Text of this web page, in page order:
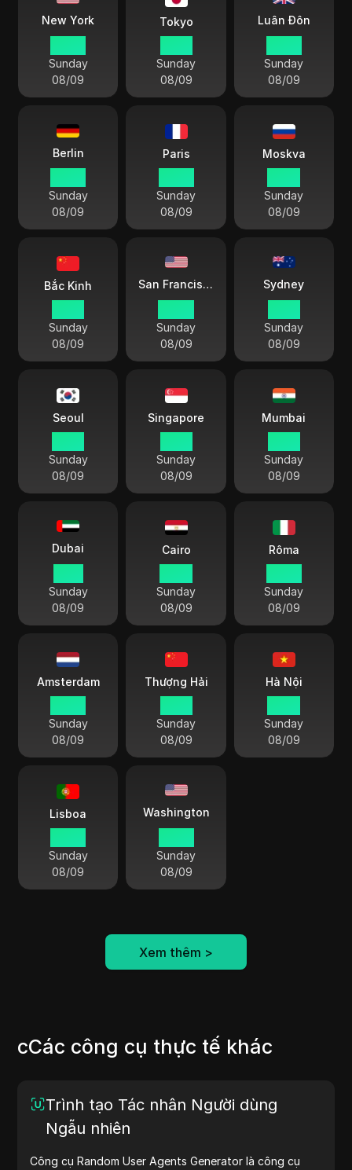
New York
Sunday
08/09
Tokyo
Sunday
08/09
Luân Đôn
Sunday
08/09
Berlin
Sunday
08/09
Paris
Sunday
08/09
Moskva
Sunday
08/09
Bắc Kinh
Sunday
08/09
San Francisco
Sunday
08/09
Sydney
Sunday
08/09
Seoul
Sunday
08/09
Singapore
Sunday
08/09
Mumbai
Sunday
08/09
Dubai
Sunday
08/09
Cairo
Sunday
08/09
Rôma
Sunday
08/09
Amsterdam
Sunday
08/09
Thượng Hải
Sunday
08/09
Hà Nội
Sunday
08/09
Lisboa
Sunday
08/09
Washington
Sunday
08/09
Xem thêm >
cCác công cụ thực tế khác
Trình tạo Tác nhân Người dùng
Ngẫu nhiên
Công cụ Random User Agents Generator là công cụ